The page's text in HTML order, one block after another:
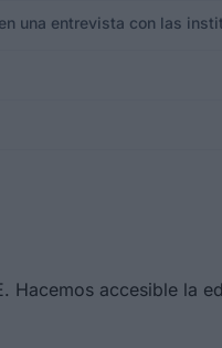
una entrevista con las
accesible la